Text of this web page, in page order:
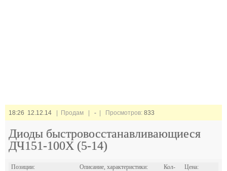
18:26 12.12.14 | Продам | - | Просмотров: 833
Диоды быстровосстанавливающиеся
ДЧ151-100Х (5-14)
Позиции: Описание, характеристики:
Кол-
Цена: